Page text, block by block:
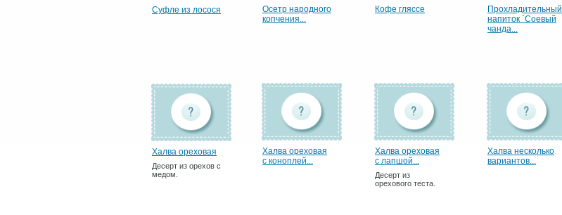
Суфле из лосося
Осетр народного
копчения...
Кофе гляссе
Прохладительный
напиток `Соевый
чанда...
Халва ореховая
Десерт из орехов с
медом.
Халва ореховая
с коноплей...
Халва ореховая
с лапшой...
Десерт из
орехового теста.
Халва несколько
вариантов...